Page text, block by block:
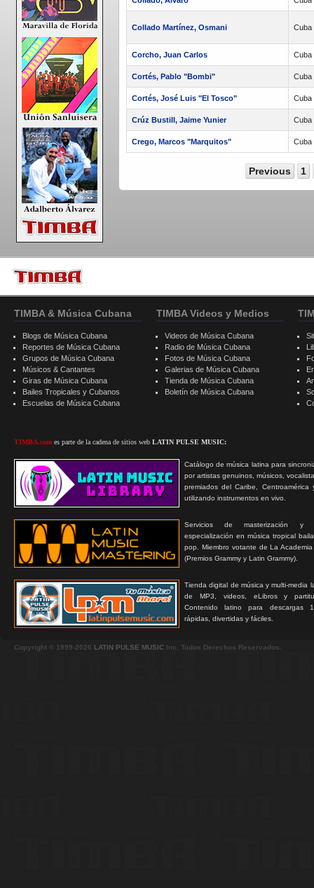
Collado Martínez, Osmani Cuba
Corcho, Juan Carlos Cuba
Cortés, Pablo "Bombi" Cuba
Cortés, José Luis "El Tosco" Cuba
Crúz Bustill, Jaime Yunier Cuba
Crego, Marcos "Marquitos" Cuba
Previous 1
TIMBA & Música Cubana
Blogs de Música Cubana
Reportes de Música Cubana
Grupos de Música Cubana
Músicos & Cantantes
Giras de Música Cubana
Bailes Tropicales y Cubanos
Escuelas de Música Cubana
TIMBA.com es parte de la cadena de sitios web LATIN PULSE MUSIC:
Catálogo de música latina para
por artistas genuinos, músicos,
premiados del Caribe, Centroamérica
utilizando instrumentos en vivo.
Servicios de masterización y
especialización en música tropical
pop. Miembro votante de La
(Premios Grammy y Latin Grammy).
Tienda digital de música y multi-media
de MP3, videos, eLibros y
Contenido latino para descargas
rápidas, divertidas y fáciles.
TIMBA Videos y Medios
Videos de Música Cubana
Radio de Música Cubana
Fotos de Música Cubana
Galerias de Música Cubana
Tienda de Música Cubana
Boletín de Música Cubana
Copyright © 1999-2026 LATIN PULSE MUSIC Inc. Todos Derechos Reservados.